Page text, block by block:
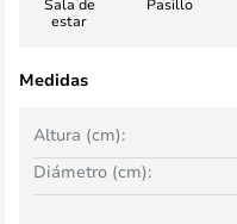
estar
Medidas
Altura (cm):
Diámetro (cm):